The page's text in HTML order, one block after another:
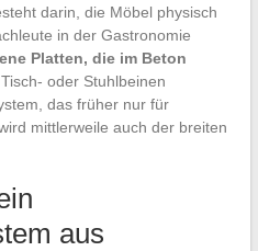
darin, die Möbel physisch
in der Gastronomie
Platten, die im Beton
Tisch- oder Stuhlbeinen
das früher nur für
mittlerweile auch der breiten
aus